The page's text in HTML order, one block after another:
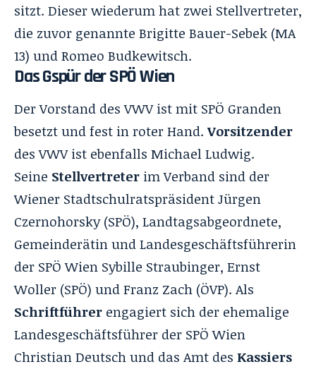
sitzt. Dieser wiederum hat zwei Stellvertreter,
die zuvor genannte Brigitte Bauer-Sebek (MA
13) und Romeo Budkewitsch.
Das Gspür der SPÖ Wien
Der Vorstand des VWV ist mit SPÖ Granden
besetzt und fest in roter Hand.Vorsitzender
des VWV ist ebenfalls Michael Ludwig.
Seine Stellvertreter im Verband sind der
Wiener StadtschulratspräsidentJürgen
Czernohorsky(SPÖ), Landtagsabgeordnete,
Gemeinderätin und Landesgeschäftsführerin
der SPÖ Wien Sybille Straubinger, Ernst
Woller (SPÖ) undFranz Zach (ÖVP). Als
Schriftführer engagiert sich der ehemalige
Landesgeschäftsführer der SPÖ Wien
Christian Deutschund das Amt des Kassiers